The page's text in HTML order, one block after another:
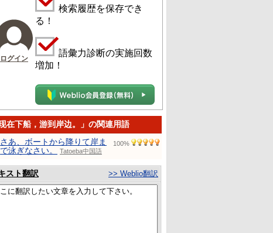
ログイン
検索履歴を保存でき
る！
語彙力診断の実施回数
増加！
现在下船，游到岸边。」の関連用語
さあ、ボートから降りて岸ま
で泳ぎなさい。
Tatoeba中国語
100%
スト翻訳 >> Weblio翻訳